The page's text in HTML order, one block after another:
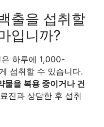
출을 섭취할
입니까?
하루에 1,000-
섭취할 수 있습니다.
물을 복용 중이거나 건
진과 상담한 후 섭취